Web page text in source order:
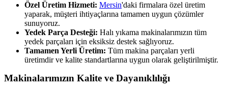
Özel Üretim Hizmeti: Mersin'daki firmalara özel üretim
yaparak, müşteri ihtiyaçlarına tamamen uygun çözümler
sunuyoruz.
Yedek Parça Desteği: Halı yıkama makinalarımızın tüm
yedek parçaları için eksiksiz destek sağlıyoruz.
Tamamen Yerli Üretim: Tüm makina parçaları yerli
üretimdir ve kalite standartlarına uygun olarak geliştirilmiştir.
Makinalarımızın Kalite ve Dayanıklılığı